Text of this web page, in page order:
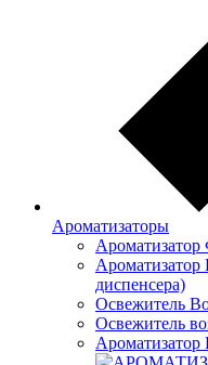
Ароматизаторы
Ароматизатор
диспенсера)
Освежитель
Освежитель
Ароматизатор